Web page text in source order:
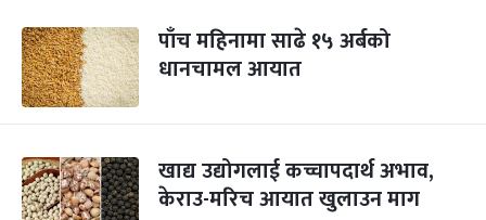
पाँच महिनामा साढे १५ अर्बको
धानचामल आयात
खाद्य उद्योगलाई कच्चापदार्थ अभाव,
केराउ-मरिच आयात खुलाउन माग